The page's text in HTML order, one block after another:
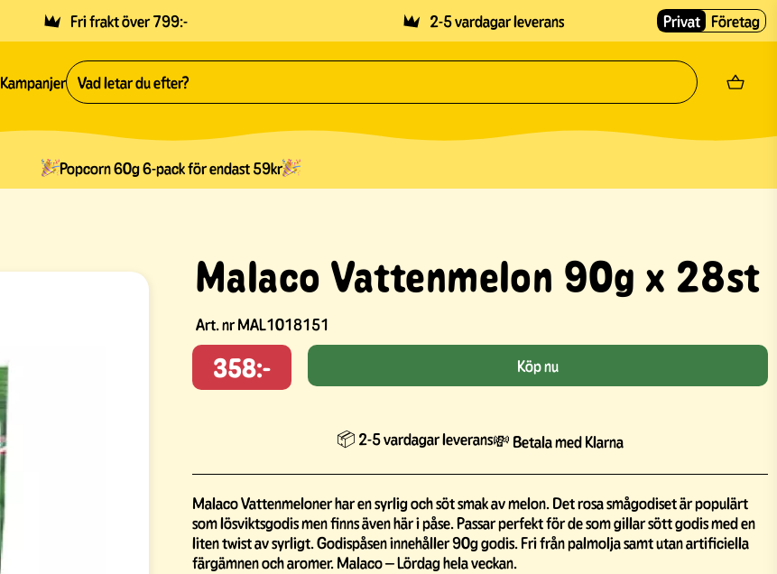
Fri frakt över 799:- 2-5 vardagar leverans Privat Företag
Kampanjer
Popcorn 60g 6-pack för endast 59kr
Malaco Vattenmelon 90g x 28st
Art. nrMAL1018151
358:- Köp nu
📦 2-5 vardagar leverans💸 Betala med Klarna
Malaco Vattenmeloner har en syrlig och söt smak av melon. Det rosa smågodiset är populärt
som lösviktsgodis men finns även här i påse. Passar perfekt för de som gillar sött godis med en
liten twist av syrligt. Godispåsen innehåller 90g godis. Fri från palmolja samt utan artificiella
färgämnen och aromer. Malaco – Lördag hela veckan.